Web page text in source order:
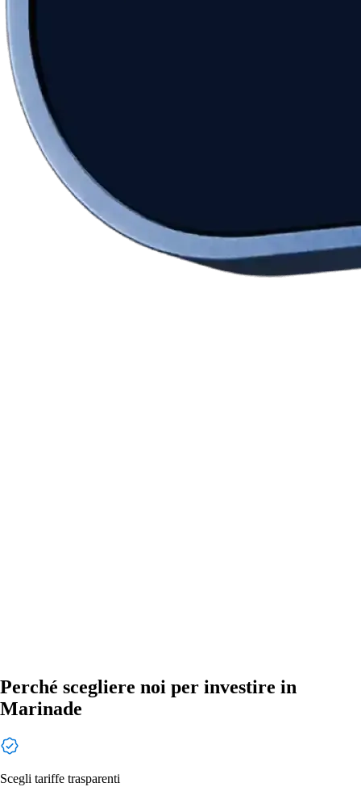
Perché scegliere noi per investire in
Marinade
Scegli tariffe trasparenti